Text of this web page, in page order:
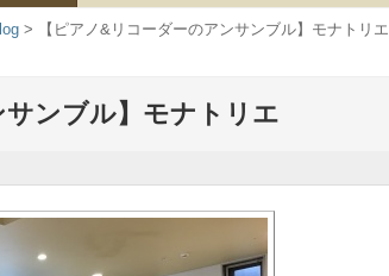
> 【ピアノ&リコーダーのアンサンブル】モナトリエ
サンブル】モナトリエ